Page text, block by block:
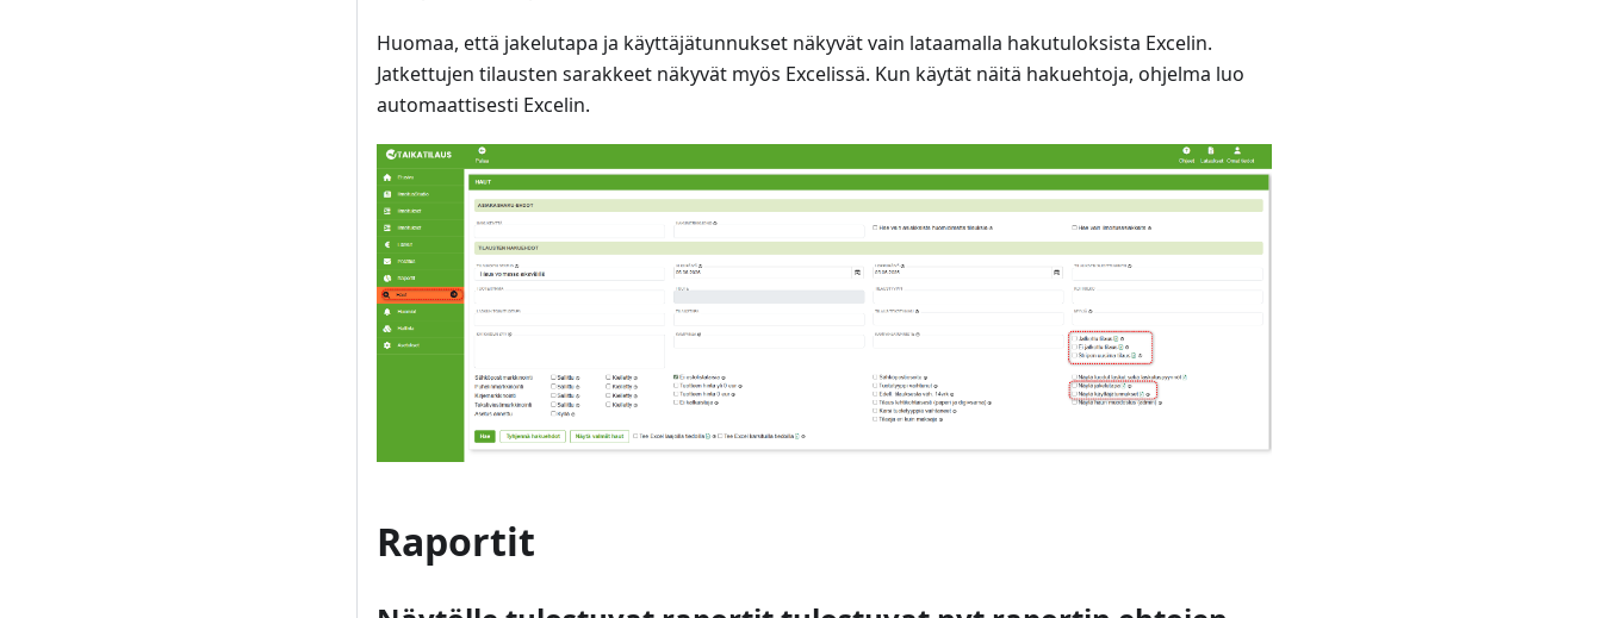
Huomaa, että jakelutapa ja käyttäjätunnukset näkyvät vain lataamalla hakutuloksista Excelin.
Jatkettujen tilausten sarakkeet näkyvät myös Excelissä. Kun käytät näitä hakuehtoja, ohjelma luo
automaattisesti Excelin.
Raportit